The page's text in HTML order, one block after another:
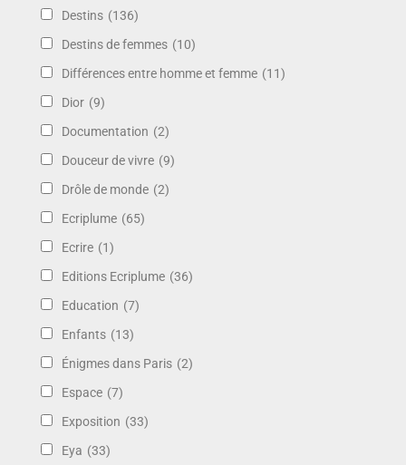
Destins (136)
Destins de femmes (10)
Différences entre homme et femme (11)
Dior (9)
Documentation (2)
Douceur de vivre (9)
Drôle de monde (2)
Ecriplume (65)
Ecrire (1)
Editions Ecriplume (36)
Education (7)
Enfants (13)
Énigmes dans Paris (2)
Espace (7)
Exposition (33)
Eya (33)